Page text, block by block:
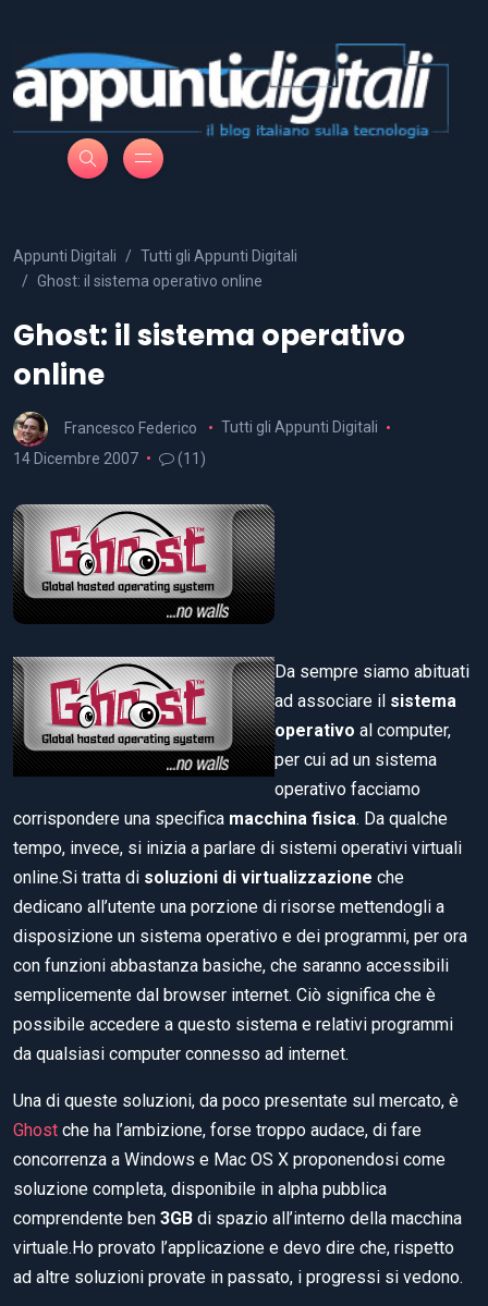
Appunti Digitali
Tutti gli Appunti Digitali
Ghost: il sistema operativo online
Ghost: il sistema operativo
online
Francesco Federico
Tutti gli Appunti Digitali
14 Dicembre 2007
(11)
Da sempre siamo abituati
ad associare il sistema
operativo al computer,
per cui ad un sistema
operativo facciamo
corrispondere una specifica macchina fisica. Da qualche
tempo, invece, si inizia a parlare di sistemi operativi virtuali
online.Si tratta di soluzioni di virtualizzazione che
dedicano all’utente una porzione di risorse mettendogli a
disposizione un sistema operativo e dei programmi, per ora
con funzioni abbastanza basiche, che saranno accessibili
semplicemente dal browser internet. Ciò significa che è
possibile accedere a questo sistema e relativi programmi
da qualsiasi computer connesso ad internet.
Una di queste soluzioni, da poco presentate sul mercato, è
Ghost che ha l’ambizione, forse troppo audace, di fare
concorrenza a Windows e Mac OS X proponendosi come
soluzione completa, disponibile in alpha pubblica
comprendente ben 3GB di spazio all’interno della macchina
virtuale.Ho provato l’applicazione e devo dire che, rispetto
ad altre soluzioni provate in passato, i progressi si vedono.